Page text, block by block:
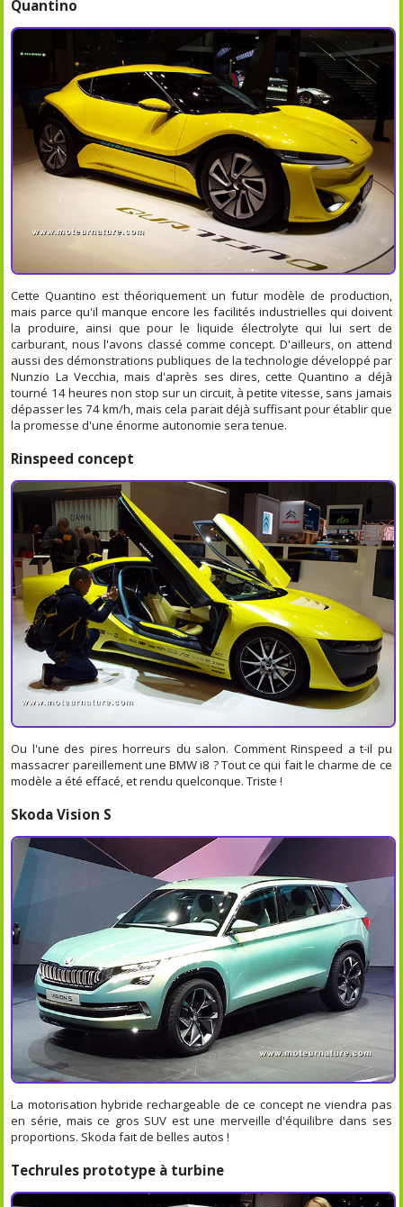
Quantino
Cette Quantino est théoriquement un futur modèle de production,
mais parce qu'il manque encore les facilités industrielles qui doivent
la produire, ainsi que pour le liquide électrolyte qui lui sert de
carburant, nous l'avons classé comme concept. D'ailleurs, on attend
aussi des démonstrations publiques de la technologie développé par
Nunzio La Vecchia, mais d'après ses dires, cette Quantino a déjà
tourné 14 heures non stop sur un circuit, à petite vitesse, sans jamais
dépasser les 74 km/h, mais cela parait déjà suffisant pour établir que
la promesse d'une énorme autonomie sera tenue.
Rinspeed concept
Ou l'une des pires horreurs du salon. Comment Rinspeed a t-il pu
massacrer pareillement une BMW i8 ? Tout ce qui fait le charme de ce
modèle a été effacé, et rendu quelconque. Triste !
Skoda Vision S
La motorisation hybride rechargeable de ce concept ne viendra pas
en série, mais ce gros SUV est une merveille d'équilibre dans ses
proportions. Skoda fait de belles autos !
Techrules prototype à turbine